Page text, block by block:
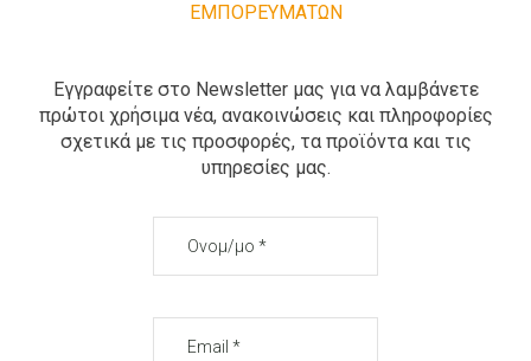
ΕΜΠΟΡΕΥΜΑΤΩΝ
Εγγραφείτε στο Newsletter μας για να λαμβάνετε
πρώτοι χρήσιμα νέα, ανακοινώσεις και πληροφορίες
σχετικά με τις προσφορές, τα προϊόντα και τις
υπηρεσίες μας.